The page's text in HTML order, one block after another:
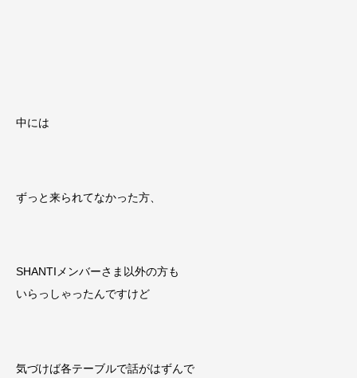
中には
ずっと来られてなかった方、
SHANTIメンバーさま以外の方も
いらっしゃったんですけど
気づけば各テーブルで話がはずんで